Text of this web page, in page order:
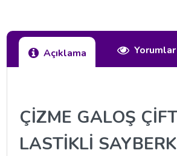
Açıklama Yorumlar
ÇİZME GALOŞ
LASTİKLİ